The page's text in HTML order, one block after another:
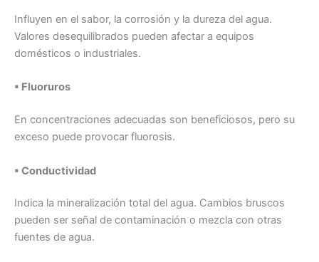
Influyen en el sabor, la corrosión y la dureza del agua.
Valores desequilibrados pueden afectar a equipos
domésticos o industriales.
▪ Fluoruros
En concentraciones adecuadas son beneficiosos, pero su
exceso puede provocar fluorosis.
▪ Conductividad
Indica la mineralización total del agua. Cambios bruscos
pueden ser señal de contaminación o mezcla con otras
fuentes de agua.